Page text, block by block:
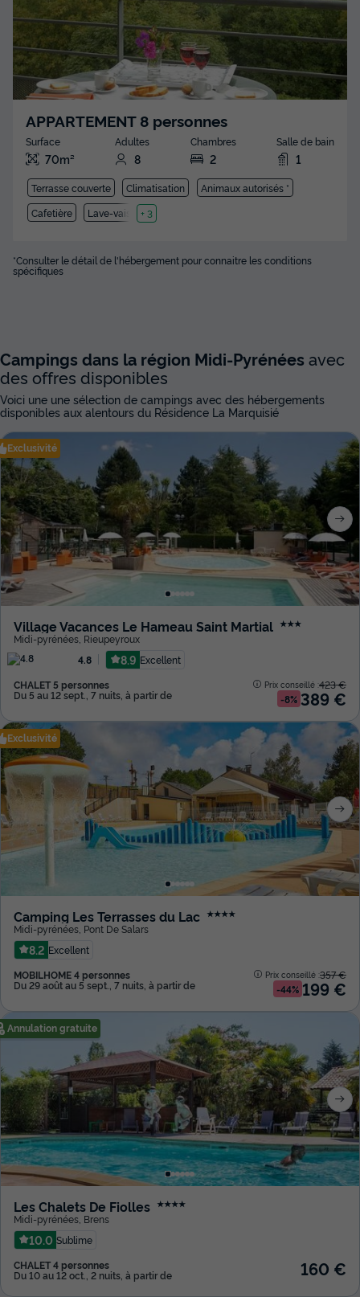
APPARTEMENT 8 personnes
Surface
70m²
Adultes
8
Chambres
2
Salle de bain
1
Terrasse couverte Climatisation
Animaux autorisés *
Cafetière
Lave-vaisselle
+ 3
*Consulter le détail de l'hébergement pour connaitre les conditions
spécifiques
Campings dans la région Midi-Pyrénées avec
des offres disponibles
Voici une une sélection de campings avec des hébergements
disponibles aux alentours du Résidence La Marquisié
Exclusivité
Village Vacances Le Hameau Saint Martial ★★★
Midi-pyrénées Rieupeyroux
4.8
8.9 Excellent
CHALET 5 personnes
Du 5 au 12 sept., 7 nuits, à partir de
Prix conseillé :423 €
-8% 389 €
Exclusivité
Camping Les Terrasses du Lac ★★★★
Midi-pyrénées Pont De Salars
8.2 Excellent
MOBILHOME 4 personnes
Du 29 août au 5 sept., 7 nuits, à partir de
Prix conseillé :357 €
-44% 199 €
Annulation gratuite
Les Chalets De Fiolles ★★★★
Midi-pyrénées Brens
10.0 Sublime
CHALET 4 personnes
Du 10 au 12 oct., 2 nuits, à partir de 160 €